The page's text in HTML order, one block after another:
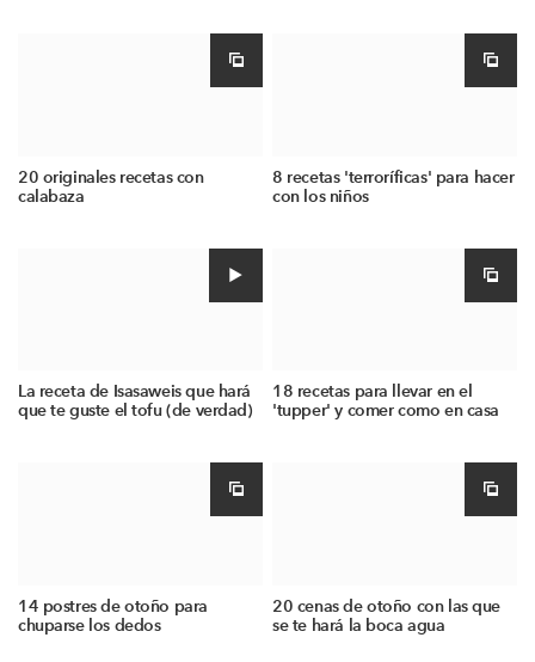
20 originales recetas con
calabaza
8 recetas 'terroríficas' para hacer
con los niños
La receta de Isasaweis que hará
que te guste el tofu (de verdad)
18 recetas para llevar en el
'tupper' y comer como en casa
14 postres de otoño para
chuparse los dedos
20 cenas de otoño con las que
se te hará la boca agua